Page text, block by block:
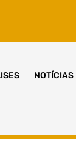
NOTÍCIAS